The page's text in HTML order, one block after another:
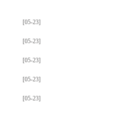
[05-23]
[05-23]
[05-23]
[05-23]
[05-23]